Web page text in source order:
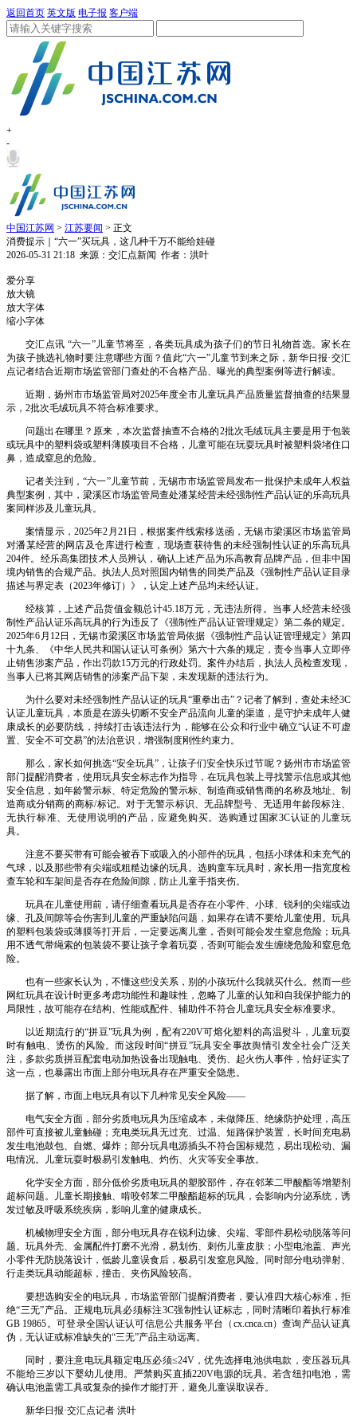
返回首页 英文版 电子报 客户端
+
-
中国江苏网 > 江苏要闻 > 正文
消费提示｜“六一”买玩具，这几种千万不能给娃碰
2026-05-31 21:18 来源：交汇点新闻 作者：洪叶
爱分享
放大镜
放大字体
缩小字体
交汇点讯 “六一”儿童节将至，各类玩具成为孩子们的节日礼物首选。家长在
为孩子挑选礼物时要注意哪些方面？值此“六一”儿童节到来之际，新华日报·交汇
点记者结合近期市场监管部门查处的不合格产品、曝光的典型案例等进行解读。
近期，扬州市市场监管局对2025年度全市儿童玩具产品质量监督抽查的结果显
示，2批次毛绒玩具不符合标准要求。
问题出在哪里？原来，本次监督抽查不合格的2批次毛绒玩具主要是用于包装
或玩具中的塑料袋或塑料薄膜项目不合格，儿童可能在玩耍玩具时被塑料袋堵住口
鼻，造成窒息的危险。
记者关注到，“六一”儿童节前，无锡市市场监管局发布一批保护未成年人权益
典型案例，其中，梁溪区市场监管局查处潘某经营未经强制性产品认证的乐高玩具
案同样涉及儿童玩具。
案情显示，2025年2月21日，根据案件线索移送函，无锡市梁溪区市场监管局
对潘某经营的网店及仓库进行检查，现场查获待售的未经强制性认证的乐高玩具
204件。经乐高集团技术人员辨认，确认上述产品为乐高教育品牌产品，但非中国
境内销售的合规产品。执法人员对照国内销售的同类产品及《强制性产品认证目录
描述与界定表（2023年修订）》，认定上述产品均未经认证。
经核算，上述产品货值金额总计45.18万元，无违法所得。当事人经营未经强
制性产品认证乐高玩具的行为违反了《强制性产品认证管理规定》第二条的规定。
2025年6月12日，无锡市梁溪区市场监管局依据《强制性产品认证管理规定》第四
十九条、《中华人民共和国认证认可条例》第六十六条的规定，责令当事人立即停
止销售涉案产品，作出罚款15万元的行政处罚。案件办结后，执法人员检查发现，
当事人已将其网店销售的涉案产品下架，未发现新的违法行为。
为什么要对未经强制性产品认证的玩具“重拳出击”？记者了解到，查处未经3C
认证儿童玩具，本质是在源头切断不安全产品流向儿童的渠道，是守护未成年人健
康成长的必要防线，持续打击该违法行为，能够在公众和行业中确立“认证不可虚
置、安全不可交易”的法治意识，增强制度刚性约束力。
那么，家长如何挑选“安全玩具”，让孩子们安全快乐过节呢？扬州市市场监管
部门提醒消费者，使用玩具安全标志作为指导，在玩具包装上寻找警示信息或其他
安全信息，如年龄警示标、特定危险的警示标、制造商或销售商的名称及地址、制
造商或分销商的商标/标记。对于无警示标识、无品牌型号、无适用年龄段标注、
无执行标准、无使用说明的产品，应避免购买。选购通过国家3C认证的儿童玩
具。
注意不要买带有可能会被吞下或吸入的小部件的玩具，包括小球体和未充气的
气球，以及那些带有尖端或粗糙边缘的玩具。选购童车玩具时，家长用一指宽度检
查车轮和车架间是否存在危险间隙，防止儿童手指夹伤。
玩具在儿童使用前，请仔细查看玩具是否存在小零件、小球、锐利的尖端或边
缘、孔及间隙等会伤害到儿童的严重缺陷问题，如果存在请不要给儿童使用。玩具
的塑料包装袋或薄膜等打开后，一定要远离儿童，否则可能会发生窒息危险；玩具
用不透气带绳索的包装袋不要让孩子拿着玩耍，否则可能会发生缠绕危险和窒息危
险。
也有一些家长认为，不懂这些没关系，别的小孩玩什么我就买什么。然而一些
网红玩具在设计时更多考虑功能性和趣味性，忽略了儿童的认知和自我保护能力的
局限性，故可能存在结构、性能或配件、辅助件不符合儿童玩具安全标准要求。
以近期流行的“拼豆”玩具为例，配有220V可熔化塑料的高温熨斗，儿童玩耍
时有触电、烫伤的风险。而这段时间“拼豆”玩具安全事故舆情引发全社会广泛关
注，多款劣质拼豆配套电动加热设备出现触电、烫伤、起火伤人事件，恰好证实了
这一点，也暴露出市面上部分电玩具存在严重安全隐患。
据了解，市面上电玩具有以下几种常见安全风险——
电气安全方面，部分劣质电玩具为压缩成本，未做降压、绝缘防护处理，高压
部件可直接被儿童触碰；充电类玩具无过充、过温、短路保护装置，长时间充电易
发生电池鼓包、自燃、爆炸；部分玩具电源插头不符合国标规范，易出现松动、漏
电情况。儿童玩耍时极易引发触电、灼伤、火灾等安全事故。
化学安全方面，部分低价劣质电玩具的塑胶部件，存在邻苯二甲酸酯等增塑剂
超标问题。儿童长期接触、啃咬邻苯二甲酸酯超标的玩具，会影响内分泌系统，诱
发过敏及呼吸系统疾病，影响儿童的健康成长。
机械物理安全方面，部分电玩具存在锐利边缘、尖端、零部件易松动脱落等问
题。玩具外壳、金属配件打磨不光滑，易划伤、刺伤儿童皮肤；小型电池盖、声光
小零件无防脱落设计，低龄儿童误食后，极易引发窒息风险。同时部分电动弹射、
行走类玩具动能超标，撞击、夹伤风险较高。
要想选购安全的电玩具，市场监管部门提醒消费者，要认准四大核心标准，拒
绝“三无”产品。正规电玩具必须标注3C强制性认证标志，同时清晰印着执行标准
GB 19865。可登录全国认证认可信息公共服务平台（cx.cnca.cn）查询产品认证真
伪，无认证或标准缺失的“三无”产品主动远离。
同时，要注意电玩具额定电压必须≤24V，优先选择电池供电款，变压器玩具
不能给三岁以下婴幼儿使用。严禁购买直插220V电源的玩具。若含纽扣电池，需
确认电池盖需工具或复杂的操作才能打开，避免儿童误取误吞。
新华日报·交汇点记者 洪叶